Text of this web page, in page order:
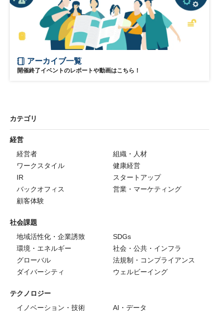
アーカイブ一覧
開催終了イベントのレポートや動画はこちら！
カテゴリ
経営
経営者
組織・人材
ワークスタイル
健康経営
IR
スタートアップ
バックオフィス
営業・マーケティング
顧客体験
社会課題
地域活性化・企業誘致
SDGs
環境・エネルギー
社会・公共・インフラ
グローバル
法規制・コンプライアンス
ダイバーシティ
ウェルビーイング
テクノロジー
イノベーション・技術
AI・データ